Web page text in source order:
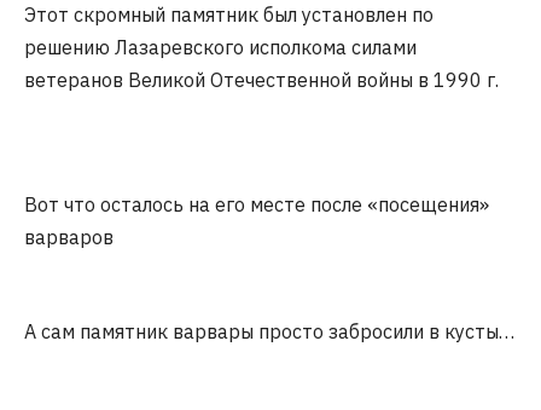
Этот скромный памятник был установлен по
решению Лазаревского исполкома силами
ветеранов Великой Отечественной войны в 1990 г.
Вот что осталось на его месте после «посещения»
варваров
А сам памятник варвары просто забросили в кусты…